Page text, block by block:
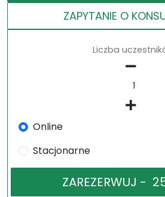
ZAPYTANIE O
Liczba
Online
Stacjonarne